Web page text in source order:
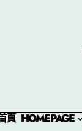
頁 HOMEPAGE